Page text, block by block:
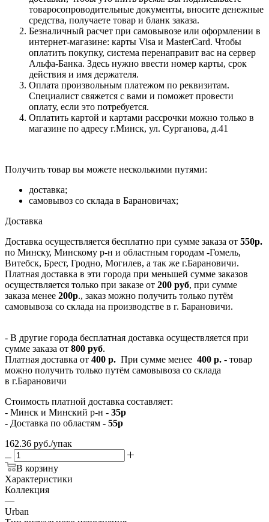
товаросопроводительные документы, вносите денежные
средства, получаете товар и бланк заказа.
Безналичный расчет при самовывозе или оформлении в
интернет-магазине: карты Visa и MasterCard. Чтобы
оплатить покупку, система перенаправит вас на сервер
Альфа-Банка. Здесь нужно ввести номер карты, срок
действия и имя держателя.
Оплата произвольным платежом по реквизитам.
Специалист свяжется с вами и поможет провести
оплату, если это потребуется.
Оплатить картой и картами рассрочки можно только в
магазине по адресу г.Минск, ул. Сурганова, д.41
Получить товар вы можете несколькими путями:
доставка;
самовывоз со склада в Барановичах;
Доставка
Доставка осуществляется бесплатно при сумме заказа от 550р.
по Минску, Минскому р-н и областным городам -Гомель,
Витебск, Брест, Гродно, Могилев, а так же г.Барановичи.
Платная доставка в эти города при меньшей сумме заказов
осуществляется только при заказе от 200 руб, при сумме
заказа менее 200р., заказ можно получить только путём
самовывоза со склада на производстве в г. Барановичи.
- В другие города бесплатная доставка осуществляется при
сумме заказа от 800 руб.
Платная доставка от 400 р. При сумме менее 400 р. - товар
можно получить только путём самовывоза со склада
в г.Барановичи
Стоимость платной доставка составляет:
- Минск и Минский р-н - 35р
- Доставка по областям - 55р
162.36 руб./упак
В корзину
Характеристики
Коллекция
—
Urban